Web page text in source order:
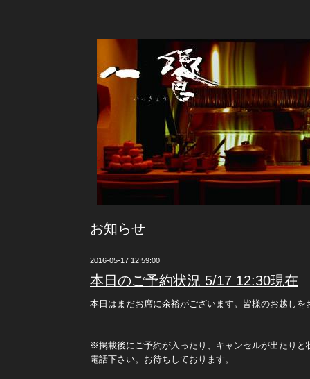
お知らせ
2016-05-17 12:59:00
本日のご予約状況 5/17 12:30現在
本日はまだお席に余裕がございます。皆様のお越しを
※掲載後にご予約が入ったり、キャンセルが出たりと
電話下さい。お待ちしております。